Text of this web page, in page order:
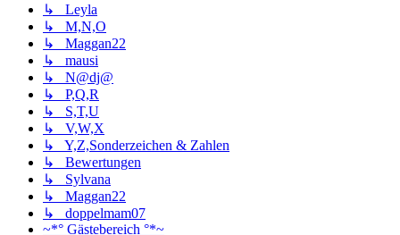
↳ Leyla
↳ M,N,O
↳ Maggan22
↳ mausi
↳ N@dj@
↳ P,Q,R
↳ S,T,U
↳ V,W,X
↳ Y,Z,Sonderzeichen & Zahlen
↳ Bewertungen
↳ Sylvana
↳ Maggan22
↳ doppelmam07
~*° Gästebereich °*~